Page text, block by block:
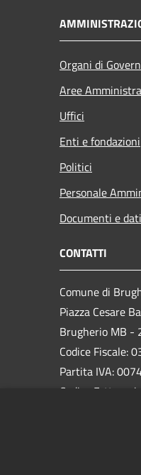
Organi di
Aree
Uffici
Enti e fondazioni
Politici
Personale
Documenti e dati
CONTATTI
Comune di
Piazza Cesare
Brugherio MB -
Codice Fiscale:
Partita IVA:
Codice